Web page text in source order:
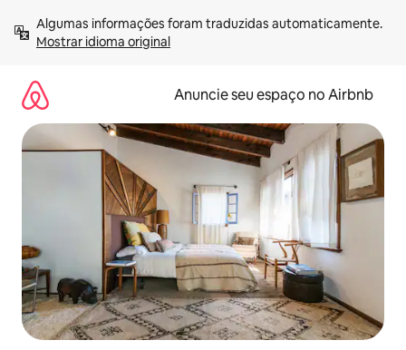
para
Mostrar idioma original
Anuncie seu espaço no Airbnb